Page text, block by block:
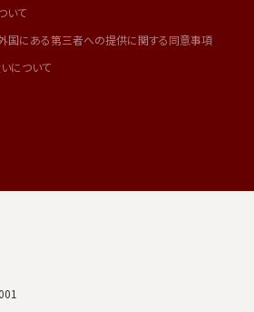
いて
国にある第三者への提供に関する同意事項
について